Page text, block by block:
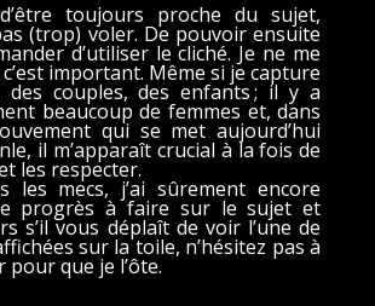
d’être toujours proche du sujet,
(trop) voler. De pouvoir ensuite
d’utiliser le cliché. Je ne me
important. Même si je capture
des couples, des enfants ; il y a
beaucoup de femmes et, dans
qui se met aujourd’hui
il m’apparaît crucial à la fois de
les respecter.
les mecs, j’ai sûrement encore
progrès à faire sur le sujet et
s’il vous déplaît de voir l’une de
sur la toile, n’hésitez pas à
pour que je l’ôte.